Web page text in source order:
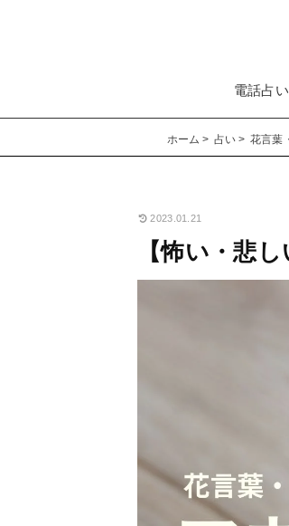
電話占い
ホーム 占い 花言葉
2023.01.21
【怖い・悲